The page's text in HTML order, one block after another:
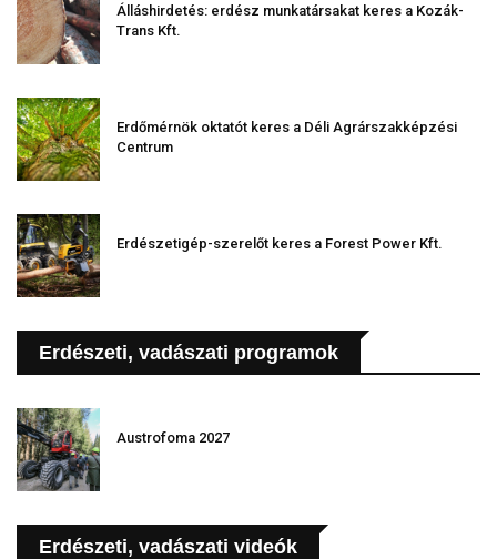
Álláshirdetés: erdész munkatársakat keres a Kozák-
Trans Kft.
Erdőmérnök oktatót keres a Déli Agrárszakképzési
Centrum
Erdészetigép-szerelőt keres a Forest Power Kft.
Erdészeti, vadászati programok
Austrofoma 2027
Erdészeti, vadászati videók